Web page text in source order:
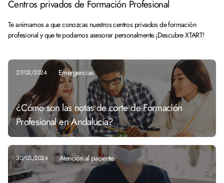
Centros privados de Formación Profesional
Te animamos a que conozcas nuestros centros privados de formación
profesional y que te podamos asesorar personalmente. ¡Descubre XTART!
27/02/2024 Emergencias
¿Cómo son las notas de corte de Formación
Profesional en Andalucía?
30/05/2024 Atención al paciente